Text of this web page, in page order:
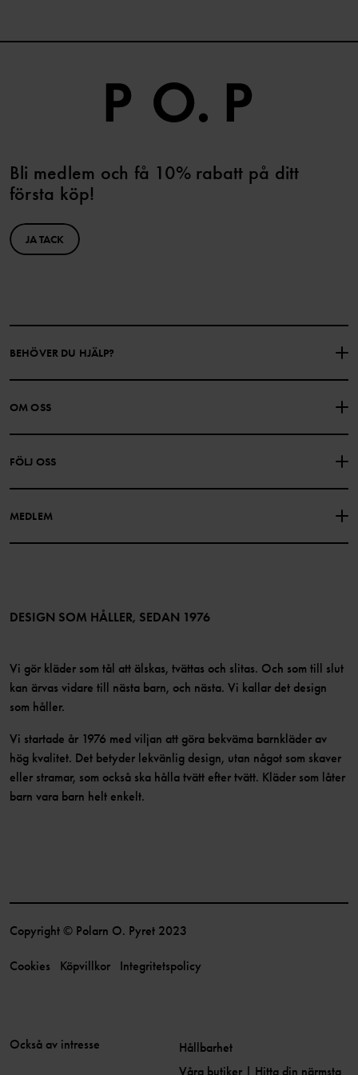
Bli medlem och få 10% rabatt på ditt
första köp!
JA TACK
BEHÖVER DU HJÄLP?
KONTAKTA OSS
PRESENTKORTSALDO KÖPVILLKOR
INTEGRITETSPOLICY
OM OSS
FÖLJ OSS
MEDLEM
Bli medlem
DESIGN SOM HÅLLER, SEDAN 1976
Vi gör kläder som tål att älskas, tvättas och slitas. Och som till slut
kan ärvas vidare till nästa barn, och nästa. Vi kallar det design
som håller.
Vi startade år 1976 med viljan att göra bekväma barnkläder av
hög kvalitet. Det betyder lekvänlig design, utan något som skaver
eller stramar, som också ska hålla tvätt efter tvätt. Kläder som låter
barn vara barn helt enkelt.
Copyright © Polarn O. Pyret 2023
Cookies Köpvillkor Integritetspolicy
Också av intresse
Hållbarhet